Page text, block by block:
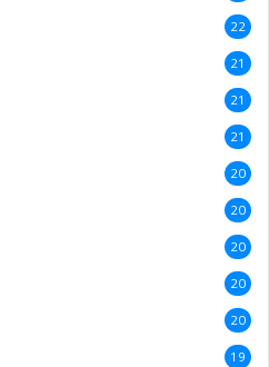
22
21
21
21
20
20
20
20
20
19